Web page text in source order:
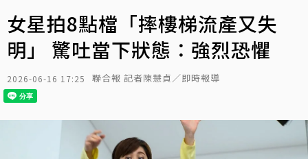
女星拍8點檔「摔樓梯流產又失
明」 驚吐當下狀態：強烈恐懼
2026-06-16 17:25 聯合報 記者陳慧貞／即時報導